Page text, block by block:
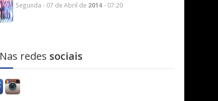
Segunda - 07 de Abril de 2014- 07:20
Nas redes sociais